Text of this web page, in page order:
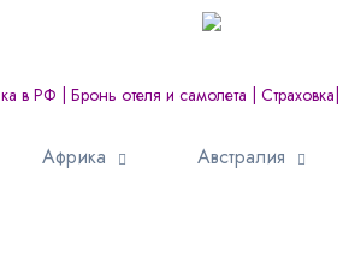
в РФ Бронь отеля и самолета Страховка
Африка Австралия